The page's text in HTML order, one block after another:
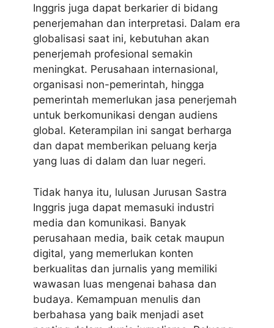
Inggris juga dapat berkarier di bidang
penerjemahan dan interpretasi. Dalam era
globalisasi saat ini, kebutuhan akan
penerjemah profesional semakin
meningkat. Perusahaan internasional,
organisasi non-pemerintah, hingga
pemerintah memerlukan jasa penerjemah
untuk berkomunikasi dengan audiens
global. Keterampilan ini sangat berharga
dan dapat memberikan peluang kerja
yang luas di dalam dan luar negeri.
Tidak hanya itu, lulusan Jurusan Sastra
Inggris juga dapat memasuki industri
media dan komunikasi. Banyak
perusahaan media, baik cetak maupun
digital, yang memerlukan konten
berkualitas dan jurnalis yang memiliki
wawasan luas mengenai bahasa dan
budaya. Kemampuan menulis dan
berbahasa yang baik menjadi aset